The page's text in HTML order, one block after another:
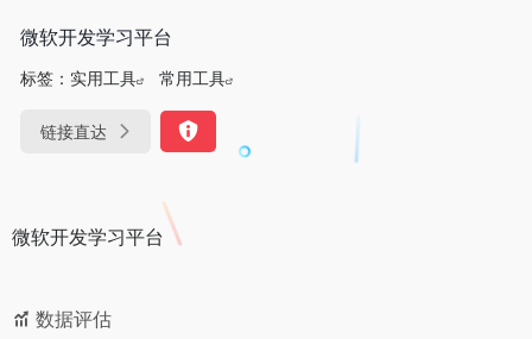
微软开发学习平台
标签： 实用工具 常用工具
链接直达
微软开发学习平台
数据评估